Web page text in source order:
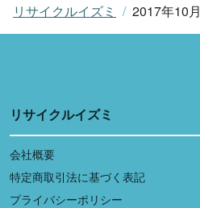
リサイクルイズミ 2017年10月
リサイクルイズミ
会社概要
特定商取引法に基づく表記
プライバシーポリシー